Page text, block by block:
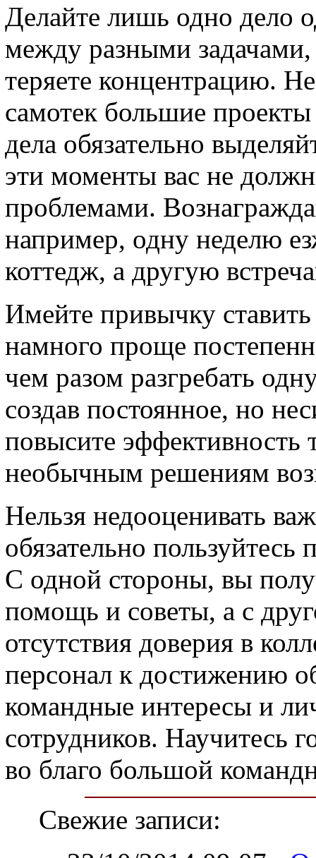
Делайте лишь одно дело
между разными задачами,
теряете концентрацию.
самотек большие
дела обязательно
эти моменты вас не
проблемами.
например, одну неделю
коттедж, а другую
Имейте привычку
намного проще
чем разом разгребать
создав постоянное, но
повысите эффективность
необычным решениям
Нельзя недооценивать
обязательно
С одной стороны, вы
помощь и советы, а с
отсутствия доверия в
персонал к достижению
командные интересы и
сотрудников. Научитесь
во благо большой
Свежие записи: